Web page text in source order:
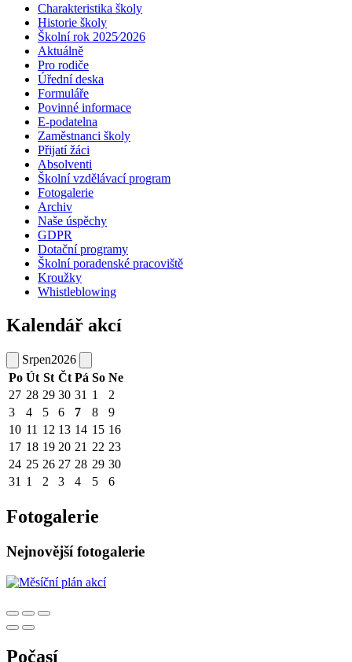
Charakteristika školy
Historie školy
Školní rok 2025⁄2026
Aktuálně
Pro rodiče
Úřední deska
Formuláře
Povinné informace
E-podatelna
Zaměstnanci školy
Přijatí žáci
Absolventi
Školní vzdělávací program
Fotogalerie
Archiv
Naše úspěchy
GDPR
Dotační programy
Školní poradenské pracoviště
Kroužky
Whistleblowing
Kalendář akcí
Srpen2026
Po Út St Čt Pá So Ne
27 28 29 30 31 1
2
3
4 5 6 7 8
9
10 11 12 13 14 15 16
17 18 19 20 21 22 23
24 25 26 27 28 29 30
31 1 2 3 4 5 6
Fotogalerie
Nejnovější fotogalerie
Počasí